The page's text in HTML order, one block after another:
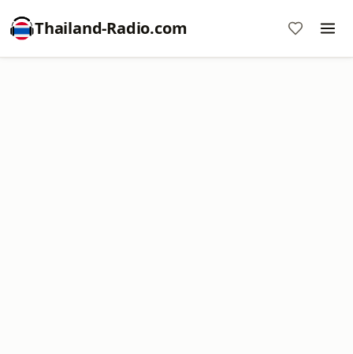
Thailand-Radio.com